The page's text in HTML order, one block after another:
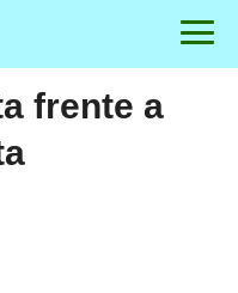
frente a